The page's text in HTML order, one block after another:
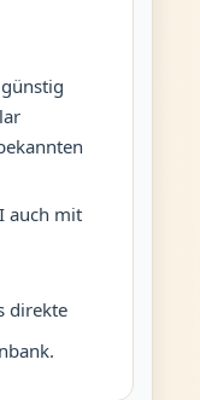
auch mit
direkte